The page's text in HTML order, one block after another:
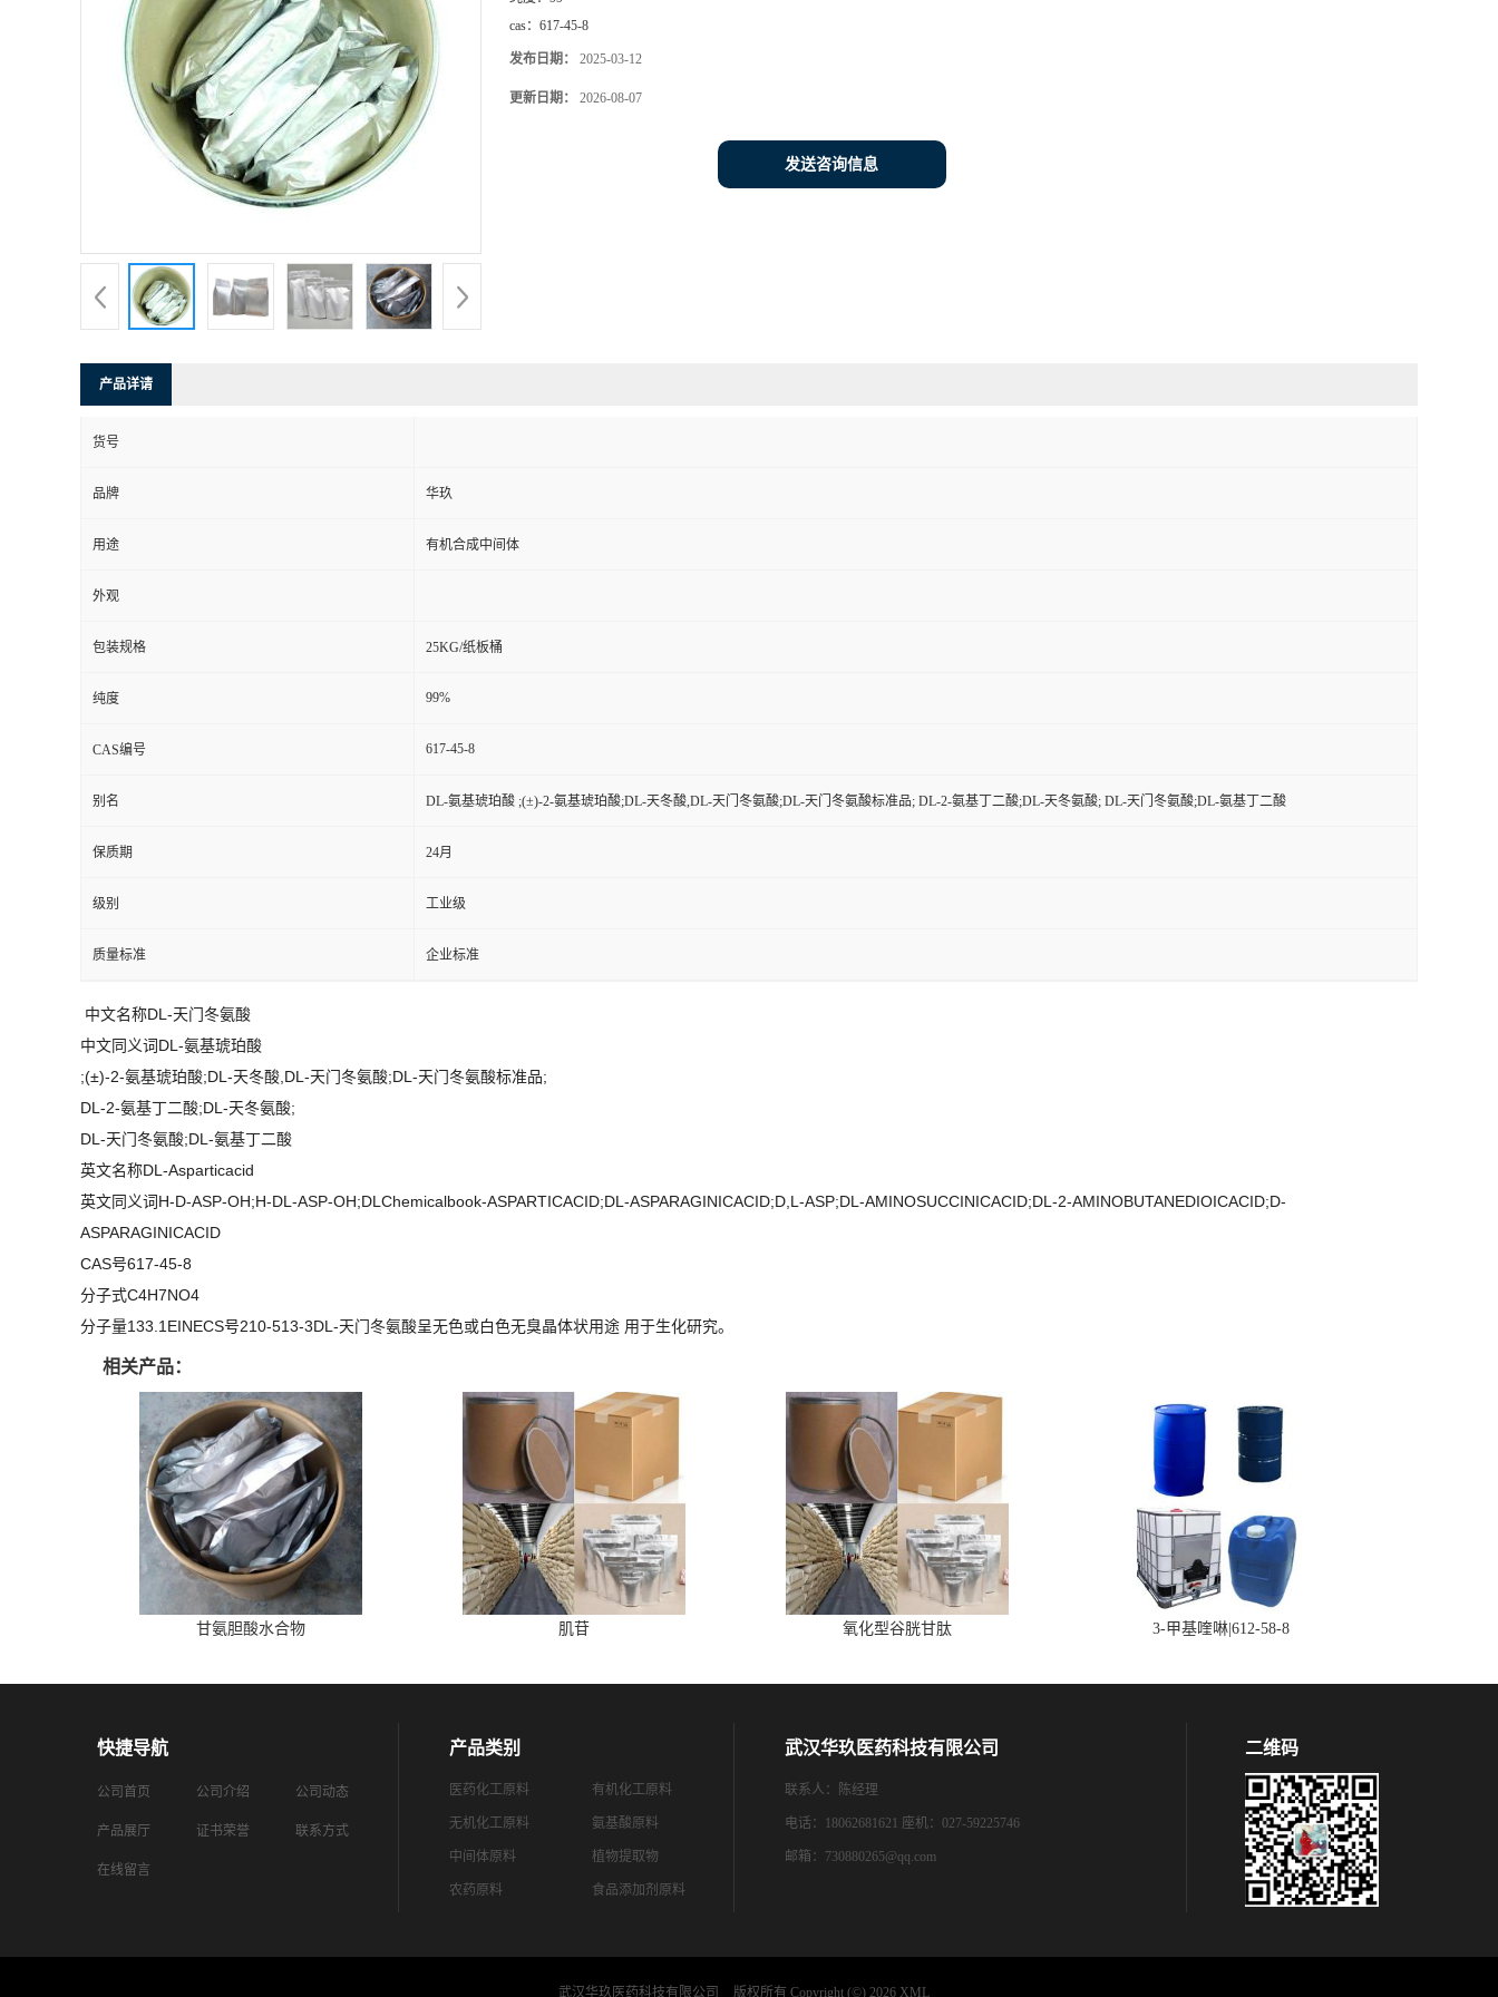
cas： 617-45-8
发布日期： 2025-03-12
更新日期： 2026-08-07
发送咨询信息
产品详请
货号
品牌 华玖
用途 有机合成中间体
外观
包装规格 25KG/纸板桶
纯度 99%
CAS编号 617-45-8
别名 DL-氨基琥珀酸 ;(±)-2-氨基琥珀酸;DL-天冬酸,DL-天门冬氨酸;DL-天门冬氨酸标准品; DL-2-氨基丁二酸;DL-天冬氨酸; DL-天门冬氨酸;DL-氨基丁二酸
保质期 24月
级别 工业级
质量标准 企业标准
中文名称DL-天门冬氨酸
中文同义词DL-氨基琥珀酸
;(±)-2-氨基琥珀酸;DL-天冬酸,DL-天门冬氨酸;DL-天门冬氨酸标准品;
DL-2-氨基丁二酸;DL-天冬氨酸;
DL-天门冬氨酸;DL-氨基丁二酸
英文名称DL-Asparticacid
英文同义词H-D-ASP-OH;H-DL-ASP-OH;DLChemicalbook-ASPARTICACID;DL-ASPARAGINICACID;D,L-ASP;DL-AMINOSUCCINICACID;DL-2-AMINOBUTANEDIOICACID;D-
ASPARAGINICACID
CAS号617-45-8
分子式C4H7NO4
分子量133.1EINECS号210-513-3DL-天门冬氨酸呈无色或白色无臭晶体状用途 用于生化研究。
相关产品：
甘氨胆酸水合物 肌苷 氧化型谷胱甘肽 3-甲基喹啉|612-58-8
快捷导航
公司首页 公司介绍 公司动态
产品展厅 证书荣誉 联系方式
在线留言
产品类别
医药化工原料 有机化工原料
无机化工原料 氨基酸原料
中间体原料 植物提取物
农药原料 食品添加剂原料
武汉华玖医药科技有限公司
联系人：陈经理
电话：18062681621 座机：027-59225746
邮箱： 730880265@qq.com
二维码
武汉华玖医药科技有限公司 版权所有 Copyright (©) 2026 XML